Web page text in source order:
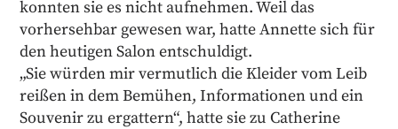
konnten sie es nicht aufnehmen. Weil das
vorhersehbar gewesen war, hatte Annette sich für
den heutigen Salon entschuldigt.
„Sie würden mir vermutlich die Kleider vom Leib
reißen in dem Bemühen, Informationen und ein
Souvenir zu ergattern“, hatte sie zu Catherine